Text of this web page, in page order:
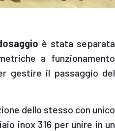
è stata separata
a funzionamento
gestire il passaggio del
dello stesso con unico
inox 316 per unire in un